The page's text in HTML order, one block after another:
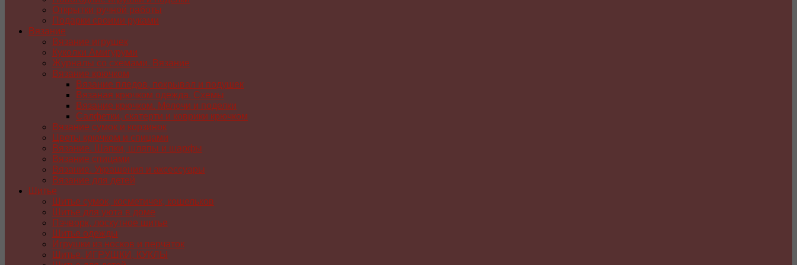
Открытки ручной работы
Подарки своими руками
Вязание
Вязание игрушек
Куколки Амигуруми
Журналы со схемами. Вязание
Вязание крючком
Вязание пледов, покрывал и подушек
Вязаная крючком одежда. Схемы
Вязание крючком. Мелочи и поделки
Салфетки, скатерти и коврики крючком
Вязание сумок и корзинок
Цветы крючком и спицами
Вязание. Шапки, шляпы и шарфы
Вязание спицами
Вязание. Украшения и аксессуары
Вязание для детей
Шитье
Шитье сумок, косметичек, кошельков
Шитье для уюта в доме
Пэчворк, лоскутное шитье
Шитье одежды
Игрушки из носков и перчаток
Шитье. ИГРУШКИ, КУКЛЫ